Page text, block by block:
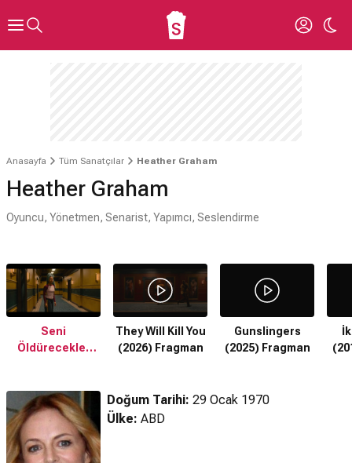
Anasayfa Tüm Sanatçılar Heather Graham
Heather Graham
Oyuncu, Yönetmen, Senarist, Yapımcı, Seslendirme
Seni
Öldürecekler
They Will Kill You
(2026) Fragman
Gunslingers
(2025) Fragman
Doğum Tarihi: 29 Ocak 1970
Ülke: ABD